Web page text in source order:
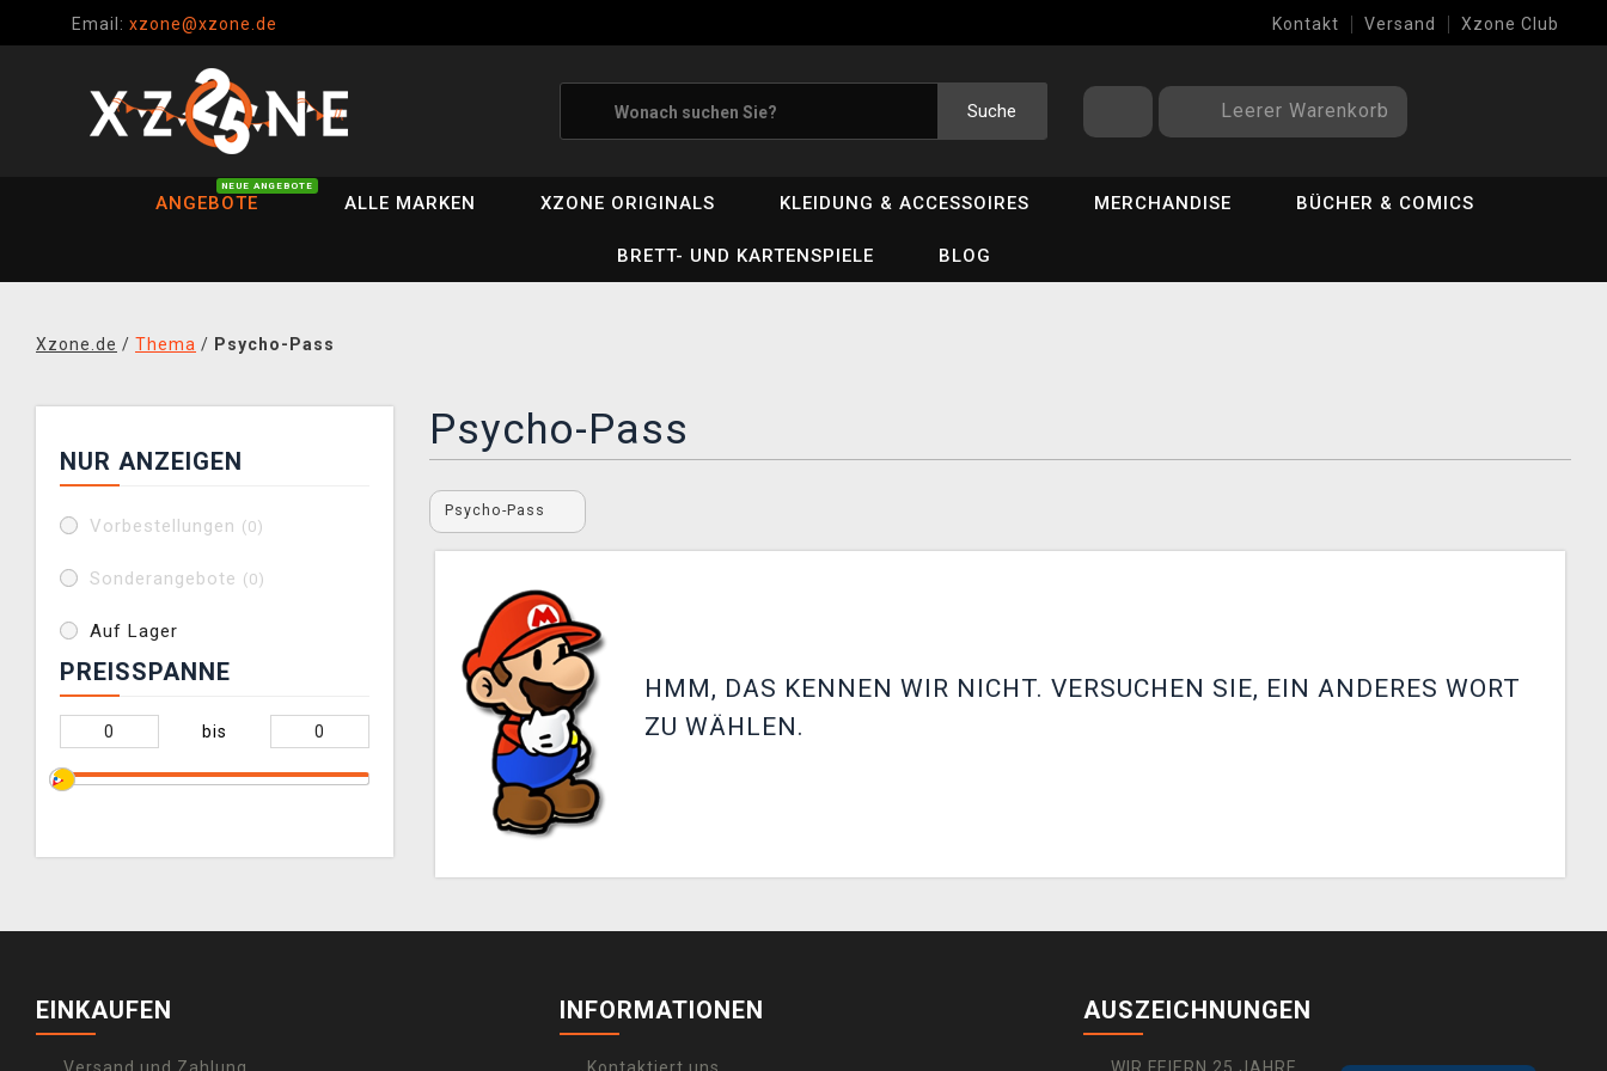
Email: xzone@xzone.de Kontakt Versand Xzone Club
Suche Leerer Warenkorb
ANGEBOTE
NEUE ANGEBOTE
ALLE MARKEN XZONE ORIGINALS KLEIDUNG & ACCESSOIRES MERCHANDISE BÜCHER & COMICS
BRETT- UND KARTENSPIELE BLOG
Xzone.de / Thema / Psycho-Pass
NUR ANZEIGEN
Vorbestellungen (0)
Sonderangebote (0)
Auf Lager
PREISSPANNE
bis
Psycho-Pass
Psycho-Pass
HMM, DAS KENNEN WIR NICHT. VERSUCHEN SIE, EIN ANDERES WORT
ZU WÄHLEN.
EINKAUFEN INFORMATIONEN AUSZEICHNUNGEN